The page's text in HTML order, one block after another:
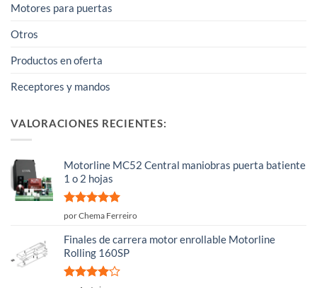
Motores para puertas
Otros
Productos en oferta
Receptores y mandos
VALORACIONES RECIENTES:
Motorline MC52 Central maniobras puerta batiente
1 o 2 hojas
Valorado
por Chema Ferreiro
Finales de carrera motor enrollable Motorline
Rolling 160SP